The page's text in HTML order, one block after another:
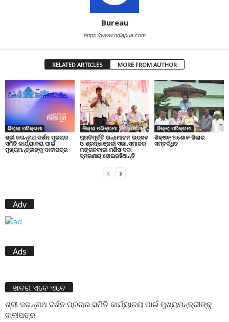
Bureau
https://www.odiapua.com
RELATED ARTICLES MORE FROM AUTHOR
ଜିଲ୍ଲା ପରିକ୍ରମା
ଶ୍ରୀ ଜଗନ୍ନାଥ ଦର୍ଶନ ପ୍ରଚାର
ସମିତି କାର୍ଯ୍ୟାଳୟ ପାଇଁ
ମୁଖ୍ୟମନ୍ତ୍ରୀଙ୍କୁ ଦାବୀପତ୍ର
ଜିଲ୍ଲା ପରିକ୍ରମା
ପ୍ରତିମୂର୍ତ୍ତି ଉନ୍ମୋଚନ ଉତ୍ସବ
ଓ ଶ୍ରଦ୍ଧାଞ୍ଜଳୀ ସଭା,ସମାଜର
ମଙ୍ଗଳକାରୀ ମଣିଷ ସଦା
ସ୍ମରଣୀୟ ହୋଇରହିଥାନ୍ତି
ଜିଲ୍ଲା ପରିକ୍ରମା
ଶିକ୍ଷକ ଅଶୋକ ଖିଲାର
ସମ୍ବର୍ଦ୍ଧିତ
Adv
Ads
ଖବର ଏବେ ଏବେ
ଶ୍ରୀ ଜଗନ୍ନାଥ ଦର୍ଶନ ପ୍ରଚାର ସମିତି କାର୍ଯ୍ୟାଳୟ ପାଇଁ ମୁଖ୍ୟମନ୍ତ୍ରୀଙ୍କୁ
ଦାବୀପତ୍ର